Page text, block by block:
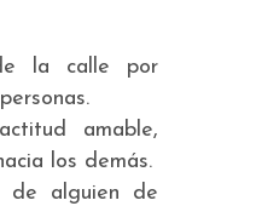
la calle por
amable,
los demás.
alguien de